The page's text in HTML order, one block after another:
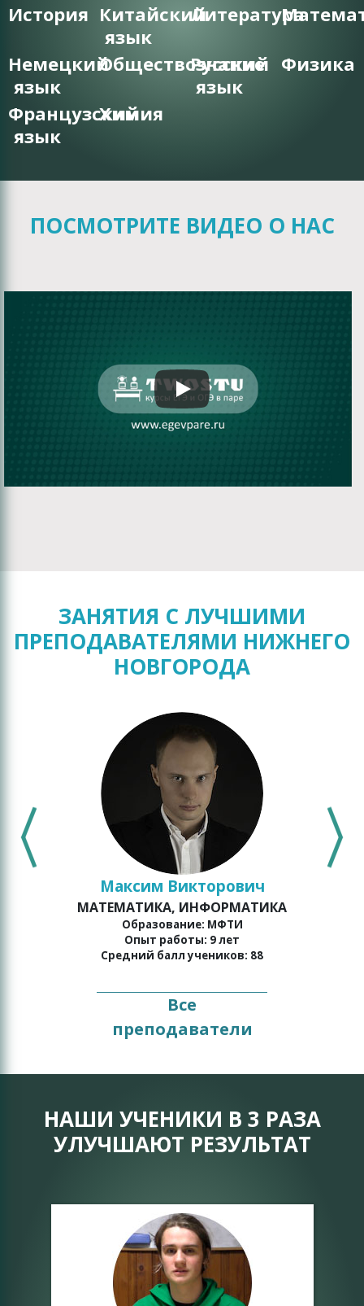
История Китайский
язык
Литература
Немецкий
язык
Обществознание
Русский
язык
Физика
Французский
язык
Химия
ПОСМОТРИТЕ ВИДЕО О НАС
ЗАНЯТИЯ С ЛУЧШИМИ
ПРЕПОДАВАТЕЛЯМИ НИЖНЕГО
НОВГОРОДА
Максим Викторович
МАТЕМАТИКА, ИНФОРМАТИКА
Образование: МФТИ
Опыт работы: 9 лет
Средний балл учеников: 88
Все
преподаватели
НАШИ УЧЕНИКИ В 3 РАЗА
УЛУЧШАЮТ РЕЗУЛЬТАТ